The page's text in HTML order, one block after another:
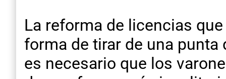
La reforma de licencias
forma de tirar de una
es necesario que los